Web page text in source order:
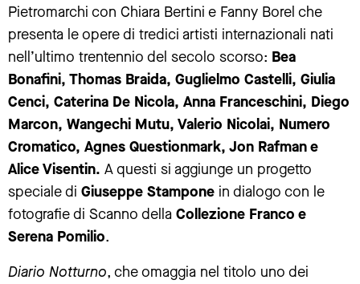
Pietromarchi con Chiara Bertini e Fanny Borel che
presenta le opere di tredici artisti internazionali nati
nell’ultimo trentennio del secolo scorso: Bea
Bonafini, Thomas Braida, Guglielmo Castelli, Giulia
Cenci, Caterina De Nicola, Anna Franceschini, Diego
Marcon, Wangechi Mutu, Valerio Nicolai, Numero
Cromatico, Agnes Questionmark, Jon Rafman e
Alice Visentin. A questi si aggiunge un progetto
speciale di Giuseppe Stampone in dialogo con le
fotografie di Scanno della Collezione Franco e
Serena Pomilio.
Diario Notturno, che omaggia nel titolo uno dei